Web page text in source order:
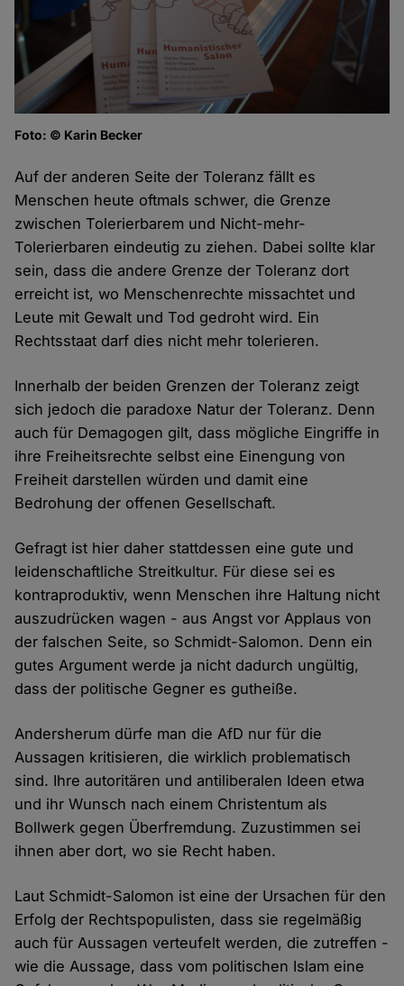
Foto: © Karin Becker
Auf der anderen Seite der Toleranz fällt es
Menschen heute oftmals schwer, die Grenze
zwischen Tolerierbarem und Nicht-mehr-
Tolerierbaren eindeutig zu ziehen. Dabei sollte klar
sein, dass die andere Grenze der Toleranz dort
erreicht ist, wo Menschenrechte missachtet und
Leute mit Gewalt und Tod gedroht wird. Ein
Rechtsstaat darf dies nicht mehr tolerieren.
Innerhalb der beiden Grenzen der Toleranz zeigt
sich jedoch die paradoxe Natur der Toleranz. Denn
auch für Demagogen gilt, dass mögliche Eingriffe in
ihre Freiheitsrechte selbst eine Einengung von
Freiheit darstellen würden und damit eine
Bedrohung der offenen Gesellschaft.
Gefragt ist hier daher stattdessen eine gute und
leidenschaftliche Streitkultur. Für diese sei es
kontraproduktiv, wenn Menschen ihre Haltung nicht
auszudrücken wagen - aus Angst vor Applaus von
der falschen Seite, so Schmidt-Salomon. Denn ein
gutes Argument werde ja nicht dadurch ungültig,
dass der politische Gegner es gutheiße.
Andersherum dürfe man die AfD nur für die
Aussagen kritisieren, die wirklich problematisch
sind. Ihre autoritären und antiliberalen Ideen etwa
und ihr Wunsch nach einem Christentum als
Bollwerk gegen Überfremdung. Zuzustimmen sei
ihnen aber dort, wo sie Recht haben.
Laut Schmidt-Salomon ist eine der Ursachen für den
Erfolg der Rechtspopulisten, dass sie regelmäßig
auch für Aussagen verteufelt werden, die zutreffen -
wie die Aussage, dass vom politischen Islam eine